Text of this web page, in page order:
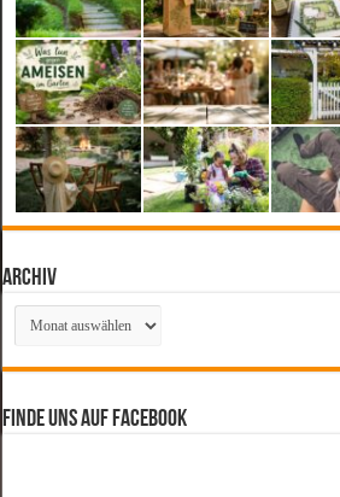
Archiv
Archiv
Finde uns auf Facebook